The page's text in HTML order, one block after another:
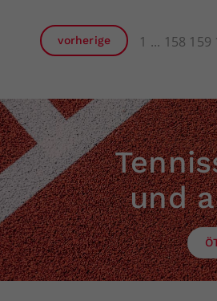
vorherige 1 158 159
und